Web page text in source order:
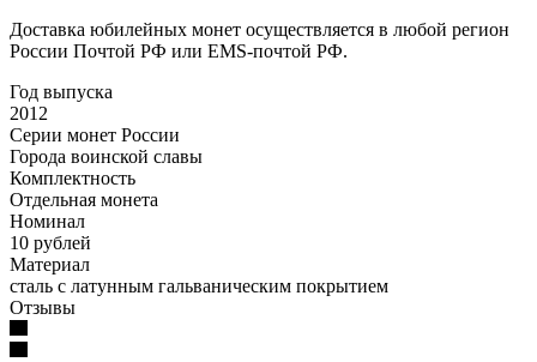
Доставка юбилейных монет осуществляется в любой регион
России Почтой РФ или EMS-почтой РФ.
Год выпуска
2012
Серии монет России
Города воинской славы
Комплектность
Отдельная монета
Номинал
10 рублей
Материал
сталь с латунным гальваническим покрытием
Отзывы